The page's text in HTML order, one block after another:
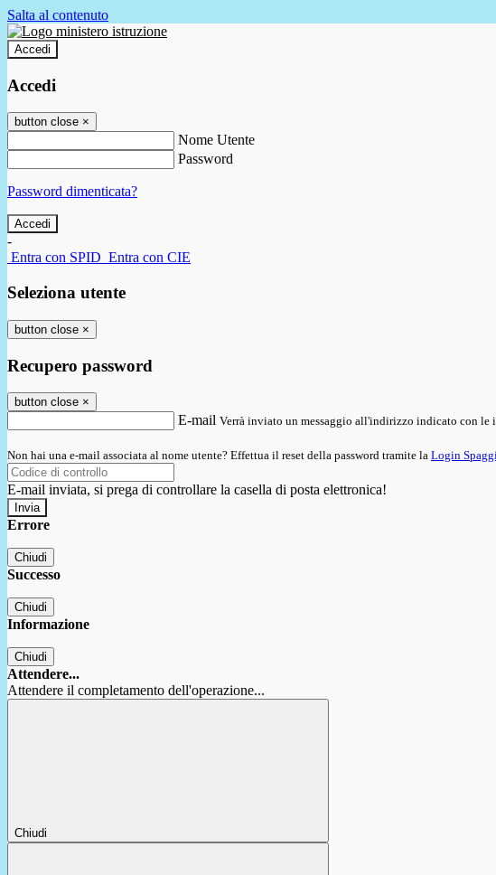
Salta al contenuto
Accedi
Accedi
button close ×
Nome Utente
Password
Password dimenticata?
-
Entra con SPID Entra con CIE
Seleziona utente
button close ×
Recupero password
button close ×
E-mail Verrà inviato un messaggio all'indirizzo indicato con le
Non hai una e-mail associata al nome utente? Effettua il reset della password tramite la Login
E-mail inviata, si prega di controllare la casella di posta elettronica!
Errore
Chiudi
Successo
Chiudi
Informazione
Chiudi
Attendere...
Attendere il completamento dell'operazione...
Chiudi